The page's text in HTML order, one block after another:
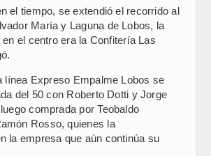
el tiempo, se extendió el recorrido al
María y Laguna de Lobos, la
el centro era la Confitería Las
línea Expreso Empalme Lobos se
del 50 con Roberto Dotti y Jorge
comprada por Teobaldo
Rosso, quienes la
la empresa que aún continúa su